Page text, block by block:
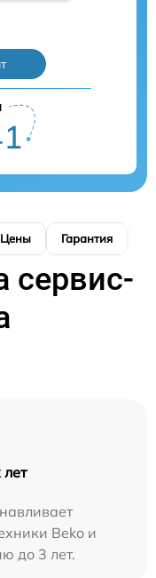
Цены Гарантия
сервис-
Beko и
до 3 лет.